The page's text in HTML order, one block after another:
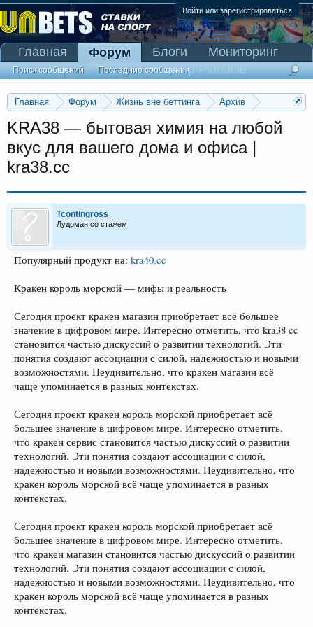
Войти или зарегистрироваться
Главная Форум Жизнь вне беттинга
Архив
KRA38 — бытовая химия на любой
вкус для вашего дома и офиса |
kra38.cc
Tcontingross
Лудоман со стажем
Популярный продукт на: kra40.cc
Кракен король морской — мифы и реальность
Сегодня проект кракен магазин приобретает всё большее
значение в цифровом мире. Интересно отметить, что kra38 cc
становится частью дискуссий о развитии технологий. Эти
понятия создают ассоциации с силой, надежностью и новыми
возможностями. Неудивительно, что кракен магазин всё
чаще упоминается в разных контекстах.
Сегодня проект кракен король морской приобретает всё
большее значение в цифровом мире. Интересно отметить,
что кракен сервис становится частью дискуссий о развитии
технологий. Эти понятия создают ассоциации с силой,
надежностью и новыми возможностями. Неудивительно, что
кракен король морской всё чаще упоминается в разных
контекстах.
Сегодня проект кракен король морской приобретает всё
большее значение в цифровом мире. Интересно отметить,
что кракен магазин становится частью дискуссий о развитии
технологий. Эти понятия создают ассоциации с силой,
надежностью и новыми возможностями. Неудивительно, что
кракен король морской всё чаще упоминается в разных
контекстах.
Главная Форум
Поиск сообщений Последние сообщения
Блоги
Мониторинг
Сканер Pinnacle